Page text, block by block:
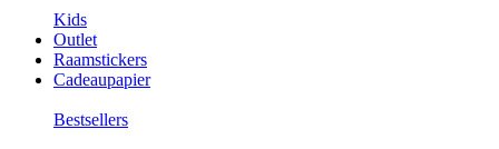
Kids
Outlet
Raamstickers
Cadeaupapier
Bestsellers